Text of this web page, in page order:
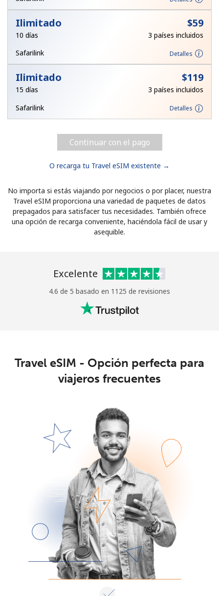
Ilimitado ⁦$59⁩
10 días
3 países incluidos
Safarilink
Detalles
Ilimitado ⁦$119⁩
15 días
3 países incluidos
Safarilink
Detalles
Continuar con el pago
O recarga tu Travel eSIM existente →
No importa si estás viajando por negocios o por placer, nuestra
Travel eSIM proporciona una variedad de paquetes de datos
prepagados para satisfacer tus necesidades. También ofrece
una opción de recarga conveniente, haciéndola fácil de usar y
asequible.
Excelente
4.6 de 5 basado en 1125 de revisiones
Travel eSIM - Opción perfecta para
viajeros frecuentes